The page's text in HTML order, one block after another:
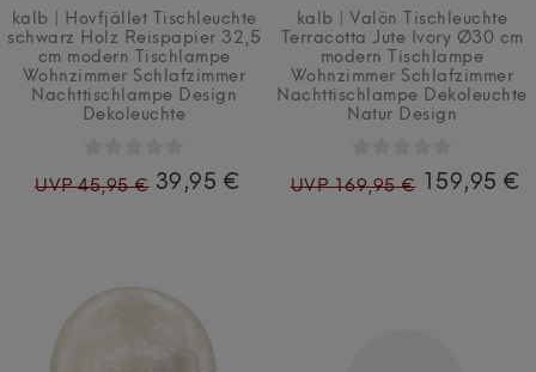
kalb | Hovfjället Tischleuchte
schwarz Holz Reispapier 32,5
cm modern Tischlampe
Wohnzimmer Schlafzimmer
Nachttischlampe Design
Dekoleuchte
UVP 45,95 € 39,95 €
kalb | Valön Tischleuchte
Terracotta Jute Ivory Ø30 cm
modern Tischlampe
Wohnzimmer Schlafzimmer
Nachttischlampe Dekoleuchte
Natur Design
UVP 169,95 € 159,95 €